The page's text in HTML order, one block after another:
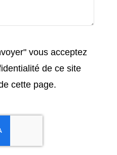
vous acceptez
de ce site
cette page.